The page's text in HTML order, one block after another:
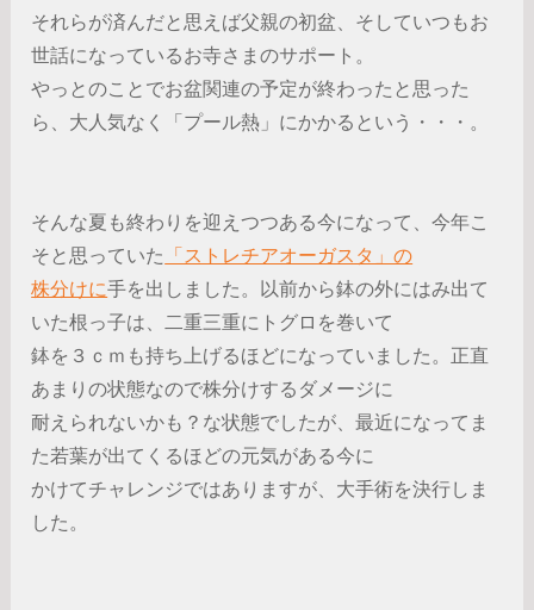
それらが済んだと思えば父親の初盆、そしていつもお
世話になっているお寺さまのサポート。
やっとのことでお盆関連の予定が終わったと思った
ら、大人気なく「プール熱」にかかるという・・・。
そんな夏も終わりを迎えつつある今になって、今年こ
そと思っていた
「ストレチアオーガスタ」の
株分けに手を出しました。以前から鉢の外にはみ出て
いた根っ子は、二重三重にトグロを巻いて
鉢を３ｃｍも持ち上げるほどになっていました。正直
あまりの状態なので株分けするダメージに
耐えられないかも？な状態でしたが、最近になってま
た若葉が出てくるほどの元気がある今に
かけてチャレンジではありますが、大手術を決行しま
した。